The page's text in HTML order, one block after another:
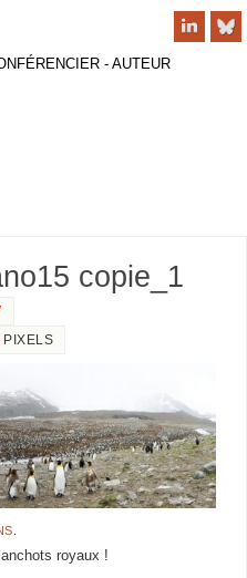
- AUTEUR
copie_1
PIXELS
royaux !